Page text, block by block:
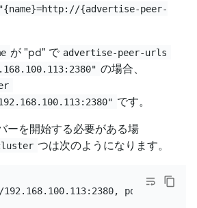
"{name}=http://{advertise-peer-
が "pd" で advertise-peer-urls
の場合、
です。
ーを開始する必要がある場
つは次のようになります。